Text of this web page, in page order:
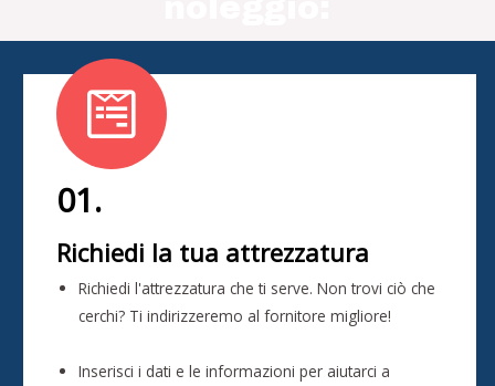
01.
Richiedi la tua attrezzatura
Richiedi l'attrezzatura che ti serve. Non trovi ciò che
cerchi? Ti indirizzeremo al fornitore migliore!
Inserisci i dati e le informazioni per aiutarci a